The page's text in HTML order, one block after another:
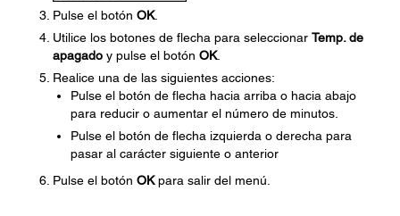
Pulse el botón OK.
Utilice los botones de flecha para seleccionar Temp. de
apagado y pulse el botón OK.
Realice una de las siguientes acciones:
Pulse el botón de flecha hacia arriba o hacia abajo
para reducir o aumentar el número de minutos.
Pulse el botón de flecha izquierda o derecha para
pasar al carácter siguiente o anterior
Pulse el botón OKpara salir del menú.